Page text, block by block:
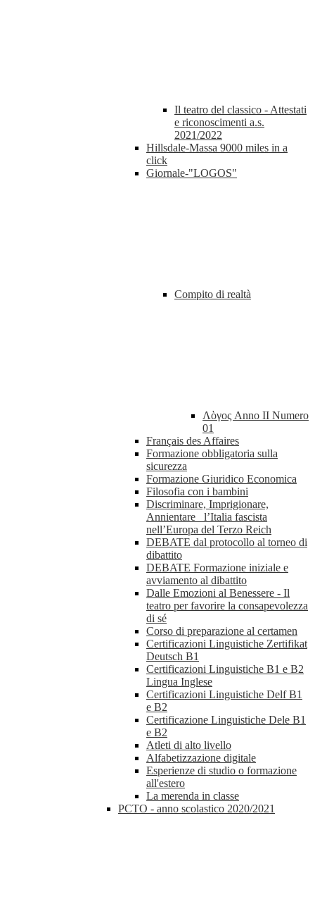
Il teatro del classico - Attestati
e riconoscimenti a.s.
2021/2022
Hillsdale-Massa 9000 miles in a
click
Giornale-"LOGOS"
Compito di realtà
Λὸγος Anno II Numero
01
Français des Affaires
Formazione obbligatoria sulla
sicurezza
Formazione Giuridico Economica
Filosofia con i bambini
Discriminare, Imprigionare,
Annientare_ l’Italia fascista
nell’Europa del Terzo Reich
DEBATE dal protocollo al torneo di
dibattito
DEBATE Formazione iniziale e
avviamento al dibattito
Dalle Emozioni al Benessere - Il
teatro per favorire la consapevolezza
di sé
Corso di preparazione al certamen
Certificazioni Linguistiche Zertifikat
Deutsch B1
Certificazioni Linguistiche B1 e B2
Lingua Inglese
Certificazioni Linguistiche Delf B1
e B2
Certificazione Linguistiche Dele B1
e B2
Atleti di alto livello
Alfabetizzazione digitale
Esperienze di studio o formazione
all'estero
La merenda in classe
PCTO - anno scolastico 2020/2021